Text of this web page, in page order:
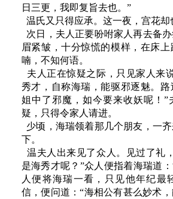
日三更，我即复旨去也。”
温氏又只得应承。这一夜，宫花却
次日，夫人正要吩咐家人再去备
眉紧皱，十分惊慌的模样，在床
喃，不知何语。
夫人正在惊疑之际，只见家人来
秀才，自称海瑞，能驱邪逐魅。
姐中了邪魔，如今要来收妖呢！”
疑，只得令家人请进。
少顷，海瑞领着那几个朋友，一
下。
温夫人出来见了众人。见过了礼
是海秀才呢？”众人便指着海瑞道
人便将海瑞一看，只见他年纪最
信，便问道：“海相公有甚么妙术